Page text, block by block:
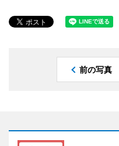
前の写真